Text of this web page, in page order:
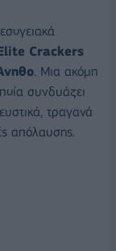
Crackers
. Μια ακόμη
συνδυάζει
τραγανά
απόλαυσης.